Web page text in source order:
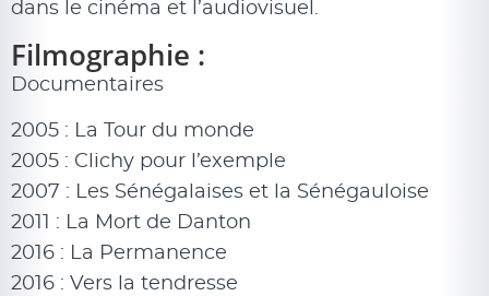
dans le cinéma et l’audiovisuel.
Filmographie :
Documentaires
2005 : La Tour du monde
2005 : Clichy pour l’exemple
2007 : Les Sénégalaises et la Sénégauloise
2011 : La Mort de Danton
2016 : La Permanence
2016 : Vers la tendresse